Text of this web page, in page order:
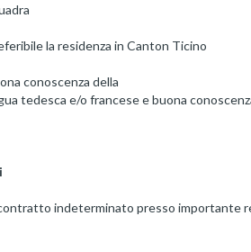
la residenza in Canton Ticino
conoscenza della
tedesca e/o francese e buona
indeterminato presso importante